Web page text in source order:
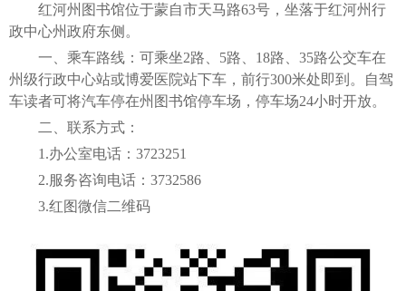
红河州图书馆位于蒙自市天马路63号，坐落于红河州行
政中心州政府东侧。
一、乘车路线：可乘坐2路、5路、18路、35路公交车在
州级行政中心站或博爱医院站下车，前行300米处即到。自驾
车读者可将汽车停在州图书馆停车场，停车场24小时开放。
二、联系方式：
1.办公室电话：3723251
2.服务咨询电话：3732586
3.红图微信二维码